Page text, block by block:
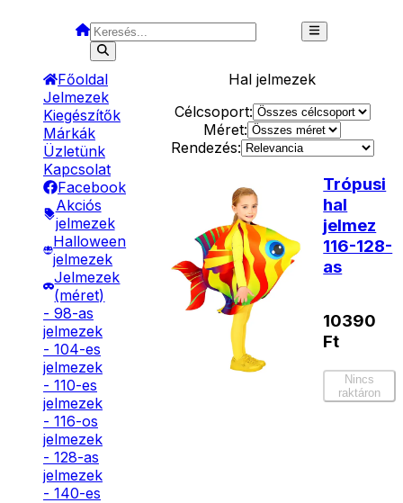
Főoldal
Jelmezek
Kiegészítők
Márkák
Üzletünk
Kapcsolat
Facebook
Akciós
jelmezek
Halloween
jelmezek
Jelmezek
(méret)
- 98-as
jelmezek
- 104-es
jelmezek
- 110-es
jelmezek
- 116-os
jelmezek
- 128-as
jelmezek
- 140-es
Hal jelmezek
Célcsoport:
Méret:
Rendezés:
Trópusi
hal
jelmez
116-128-
as
10390
Ft
Nincs
raktáron